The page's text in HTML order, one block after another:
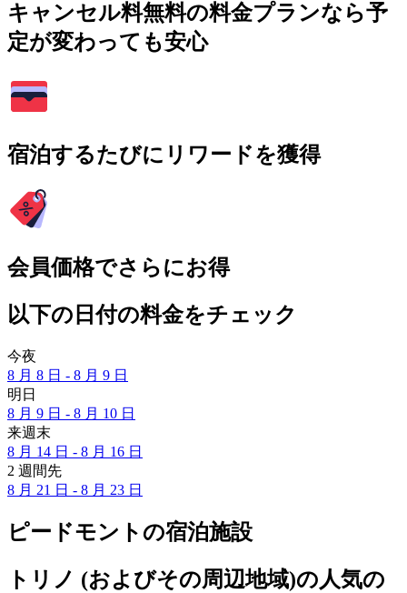
キャンセル料無料の料金プランなら予
定が変わっても安心
宿泊するたびにリワードを獲得
会員価格でさらにお得
以下の日付の料金をチェック
今夜
8 月 8 日 - 8 月 9 日
明日
8 月 9 日 - 8 月 10 日
来週末
8 月 14 日 - 8 月 16 日
2 週間先
8 月 21 日 - 8 月 23 日
ピードモントの宿泊施設
トリノ (およびその周辺地域)の人気の